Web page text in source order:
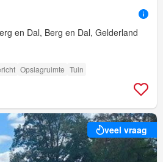
en Dal, Berg en Dal, Gelderland
Opslagruimte Tuin
veel vraag